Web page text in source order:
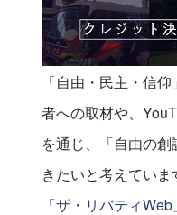
「自由・民主・信
者への取材や、
を通じ、「自由の
きたいと考えていま
「ザ・リバティ